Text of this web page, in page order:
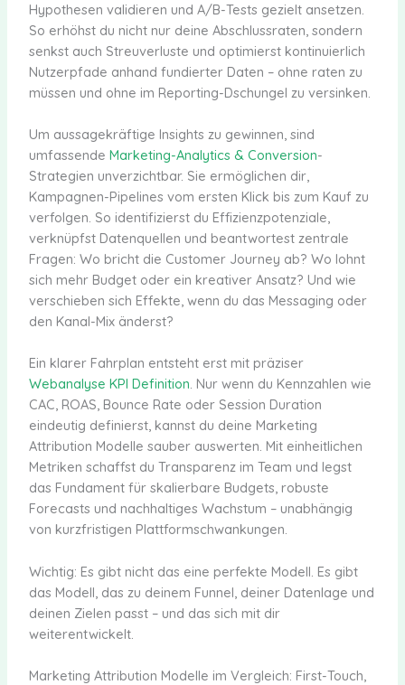
Hypothesen validieren und A/B-Tests gezielt ansetzen.
So erhöhst du nicht nur deine Abschlussraten, sondern
senkst auch Streuverluste und optimierst kontinuierlich
Nutzerpfade anhand fundierter Daten – ohne raten zu
müssen und ohne im Reporting-Dschungel zu versinken.
Um aussagekräftige Insights zu gewinnen, sind
umfassende Marketing-Analytics & Conversion-
Strategien unverzichtbar. Sie ermöglichen dir,
Kampagnen-Pipelines vom ersten Klick bis zum Kauf zu
verfolgen. So identifizierst du Effizienzpotenziale,
verknüpfst Datenquellen und beantwortest zentrale
Fragen: Wo bricht die Customer Journey ab? Wo lohnt
sich mehr Budget oder ein kreativer Ansatz? Und wie
verschieben sich Effekte, wenn du das Messaging oder
den Kanal-Mix änderst?
Ein klarer Fahrplan entsteht erst mit präziser
Webanalyse KPI Definition. Nur wenn du Kennzahlen wie
CAC, ROAS, Bounce Rate oder Session Duration
eindeutig definierst, kannst du deine Marketing
Attribution Modelle sauber auswerten. Mit einheitlichen
Metriken schaffst du Transparenz im Team und legst
das Fundament für skalierbare Budgets, robuste
Forecasts und nachhaltiges Wachstum – unabhängig
von kurzfristigen Plattformschwankungen.
Wichtig: Es gibt nicht das eine perfekte Modell. Es gibt
das Modell, das zu deinem Funnel, deiner Datenlage und
deinen Zielen passt – und das sich mit dir
weiterentwickelt.
Marketing Attribution Modelle im Vergleich: First-Touch,